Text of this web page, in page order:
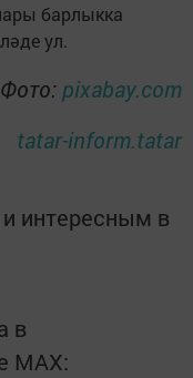
барлыкка
ул.
Фото: pixabay.com
tatar-inform.tatar
интересным в
в
MАХ: